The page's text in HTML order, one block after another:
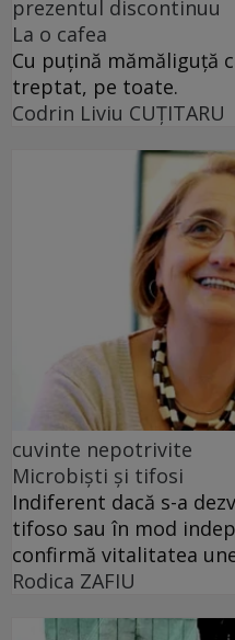
prezentul discontinuu
La o cafea
Cu puţină mămăliguţă
treptat, pe toate.
Codrin Liviu CUŢITARU
cuvinte nepotrivite
Microbiști și tifosi
Indiferent dacă s-a
tifoso sau în mod
confirmă vitalitatea
Rodica ZAFIU